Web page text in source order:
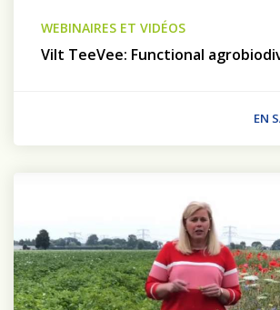
WEBINAIRES ET VIDÉOS
Vilt TeeVee: Functional
EN